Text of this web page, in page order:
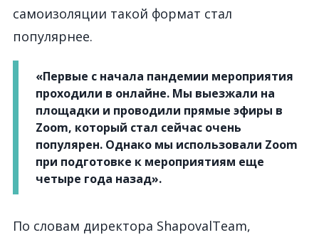
самоизоляции такой формат стал
популярнее.
«Первые с начала пандемии мероприятия
проходили в онлайне. Мы выезжали на
площадки и проводили прямые эфиры в
Zoom, который стал сейчас очень
популярен. Однако мы использовали Zoom
при подготовке к мероприятиям еще
четыре года назад».
По словам директора ShapovalTeam,